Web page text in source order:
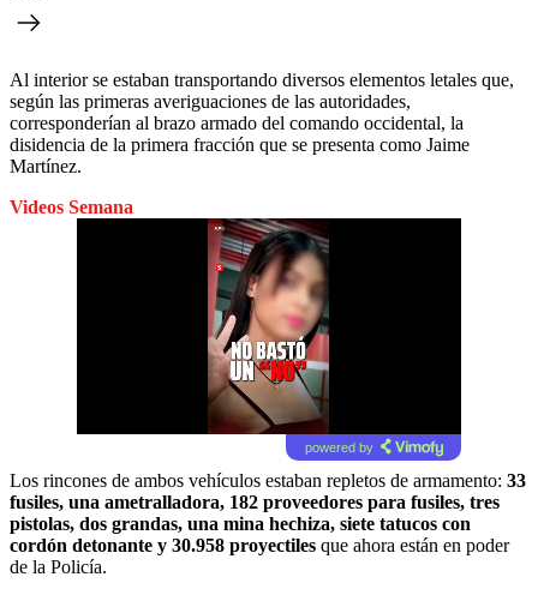
Al interior se estaban transportando diversos elementos letales que,
según las primeras averiguaciones de las autoridades,
corresponderían al brazo armado del comando occidental, la
disidencia de la primera fracción que se presenta como Jaime
Martínez.
Videos Semana
powered by
Los rincones de ambos vehículos estaban repletos de armamento: 33
fusiles, una ametralladora, 182 proveedores para fusiles, tres
pistolas, dos grandas, una mina hechiza, siete tatucos con
cordón detonante y 30.958 proyectiles que ahora están en poder
de la Policía.